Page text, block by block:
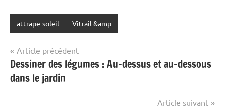
attrape-soleil Vitrail &amp
Navigation
de
l’article
Article précédent
Dessiner des légumes : Au-dessus et au-dessous
dans le jardin
Article suivant